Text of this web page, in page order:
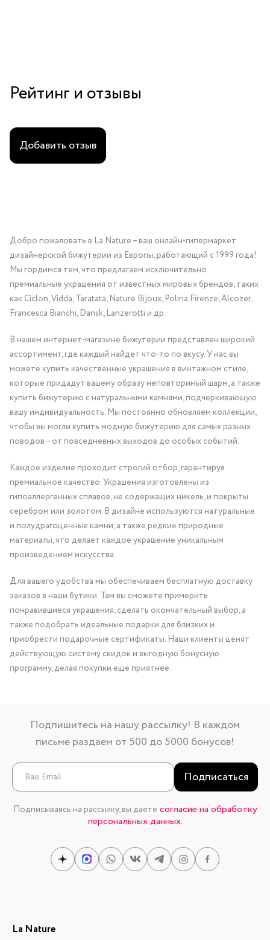
Рейтинг и отзывы
Добавить отзыв
Добро пожаловать в La Nature – ваш онлайн-гипермаркет
дизайнерской бижутерии из Европы, работающий с 1999 года!
Мы гордимся тем, что предлагаем исключительно
премиальные украшения от известных мировых брендов, таких
как Ciclon, Vidda, Taratata, Nature Bijoux, Polina Firenze, Alcozer,
Francesca Bianchi, Dansk, Lanzerotti и др.
В нашем интернет-магазине бижутерии представлен широкий
ассортимент, где каждый найдет что-то по вкусу. У нас вы
можете купить качественные украшения в винтажном стиле,
которые придадут вашему образу неповторимый шарм, а также
купить бижутерию с натуральными камнями, подчеркивающую
вашу индивидуальность. Мы постоянно обновляем коллекции,
чтобы вы могли купить модную бижутерию для самых разных
поводов – от повседневных выходов до особых событий.
Каждое изделие проходит строгий отбор, гарантируя
премиальное качество. Украшения изготовлены из
гипоаллергенных сплавов, не содержащих никель, и покрыты
серебром или золотом. В дизайне используются натуральные
и полудрагоценные камни, а также редкие природные
материалы, что делает каждое украшение уникальным
произведением искусства.
Для вашего удобства мы обеспечиваем бесплатную доставку
заказов в наши бутики. Там вы сможете примерить
понравившиеся украшения, сделать окончательный выбор, а
также подобрать идеальные подарки для близких и
приобрести подарочные сертификаты. Наши клиенты ценят
действующую систему скидок и выгодную бонусную
программу, делая покупки еще приятнее.
Подпишитесь на нашу рассылку! В каждом
письме раздаем от 500 до 5000 бонусов!
Подписаться
Подписываясь на рассылку, вы даете согласие на обработку
персональных данных.
La Nature